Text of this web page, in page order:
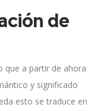
de
que a partir de ahora
y significado
esto se traduce en